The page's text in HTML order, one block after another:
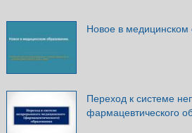
Новое в медицинском
Переход к системе
фармацевтического